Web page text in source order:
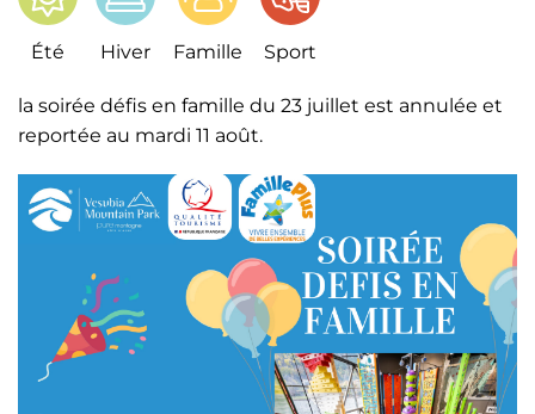
Été Hiver Famille Sport
la soirée défis en famille du 23 juillet est annulée et
reportée au mardi 11 août.